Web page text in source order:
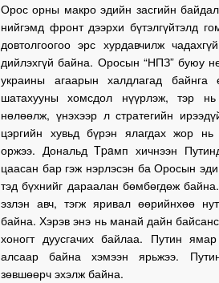
Орос орны макро эдийн засгийн
нийгэмд фронт дээрхи бүтэлгүйтэлд
довтолгоогоо эрс хурдавчилж
дийлэхгүй байна. Оросын “НПЗ” буюу
украины агаарын халдлагад
шатахууны хомсдол нүүрлэж, тэр
нөлөөлж, үнэхээр л стратегийн
цэргийн хувьд бүрэн ялагдах жор нь
оржээ. Дональд Tpaмп хичнээн
цаасан бар гэж нэрлэсэн ба Оросын
тэд бүхнийг дараалан бөмбөгдөж
эзлэн авч, тэгж яривал өөрийнхөө
байна. Хэрэв энэ нь манай дайн
хоногт дуусгачих байлаа. Путин
алсаар байна хэмээн ярьжээ.
зөвшөөрч эхэлж байна.